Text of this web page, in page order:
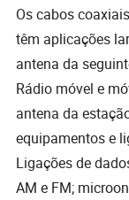
Os cabos
têm aplicações
antena da
Rádio móvel e
antena da
equipamentos e
Ligações de
AM e FM;